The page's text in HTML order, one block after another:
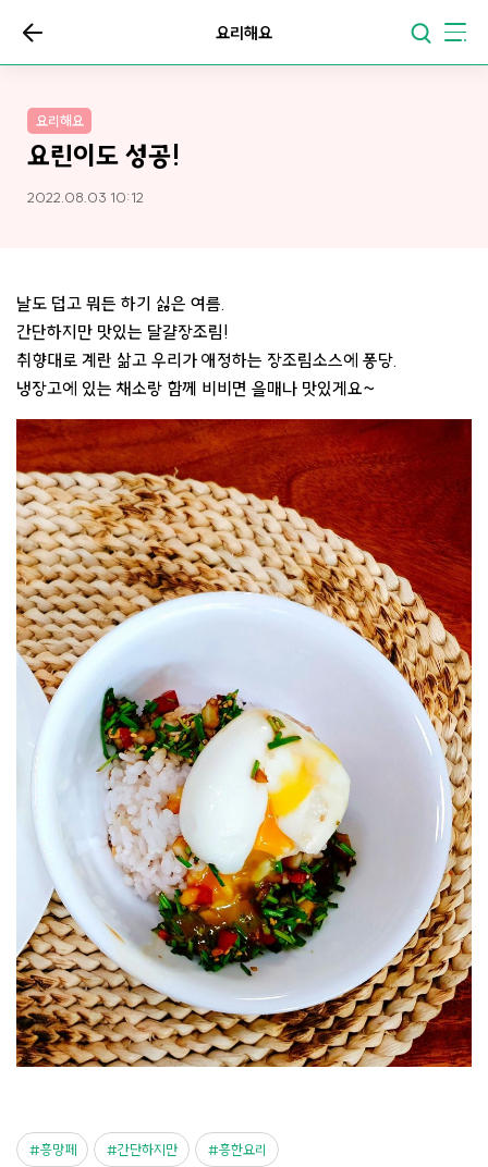
요리해요
요리해요
요린이도 성공!
2022.08.03 10:12
날도 덥고 뭐든 하기 싫은 여름.
간단하지만 맛있는 달걀장조림!
취향대로 계란 삶고 우리가 애정하는 장조림소스에 퐁당.
냉장고에 있는 채소랑 함께 비비면 을매나 맛있게요~
흥망페 간단하지만 흥한요리